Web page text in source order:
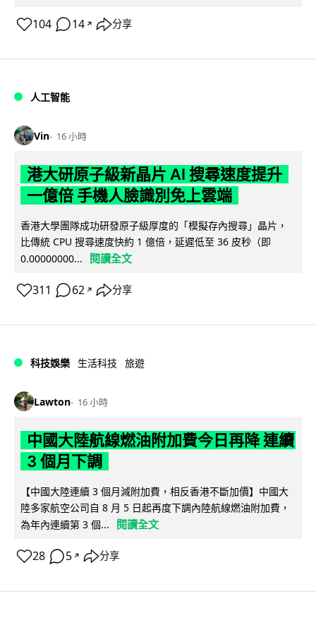
104 14 ↗ 分享
人工智能
Vin 16 小時
港大研原子級新晶片 AI 搜尋速度提升
一億倍 手機人臉識別免上雲端
香港大學團隊成功研發原子級厚度的「模擬存內搜尋」晶片，
比傳統 CPU 搜尋速度快約 1 億倍，延遲低至 36 皮秒（即
0.00000000...
閱讀全文
311 62 ↗ 分享
科技娛樂 生活科技 旅遊
Lawton 16 小時
中國大陸航線燃油附加費今日再降 連續
3 個月下調
【中國大陸連續 3 個月減附加費，相反香港不斷加價】中國大
陸多家航空公司自 8 月 5 日起再度下調內陸航線燃油附加費，
為年內連續第 3 個...
閱讀全文
28 5 ↗ 分享